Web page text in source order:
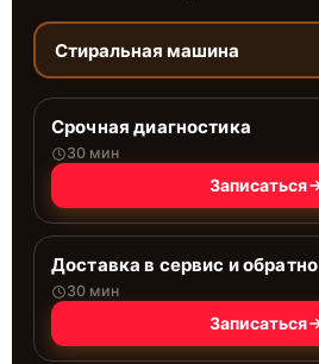
Стиральная машина
Срочная диагностика
30 мин
Записаться
Доставка в сервис и обратно
30 мин
Записаться